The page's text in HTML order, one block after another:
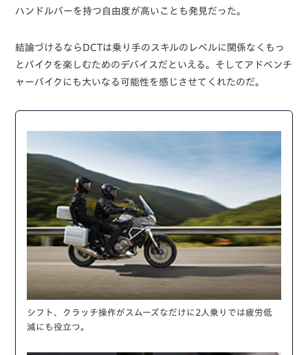
ハンドルバーを持つ自由度が高いことも発見だった。
結論づけるならDCTは乗り手のスキルのレベルに関係なくもっ
とバイクを楽しむためのデバイスだといえる。そしてアドベンチ
ャーバイクにも大いなる可能性を感じさせてくれたのだ。
シフト、クラッチ操作がスムーズなだけに2人乗りでは疲労低
減にも役立つ。